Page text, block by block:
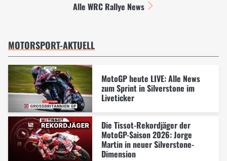
Alle WRC Rallye News
MOTORSPORT-AKTUELL
MotoGP heute LIVE: Alle News
zum Sprint in Silverstone im
Liveticker
Die Tissot-Rekordjäger der
MotoGP-Saison 2026: Jorge
Martin in neuer Silverstone-
Dimension